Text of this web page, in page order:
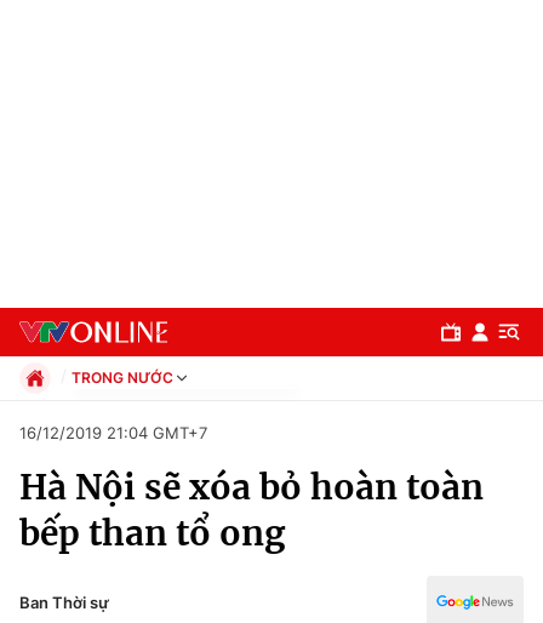
Chuyên mục
Chính trị
TRONG NƯỚC
Xã hội
Pháp luật
Kinh tế
Thể thao
Văn hóa - Giải trí
16/12/2019 21:04 GMT+7
Hà Nội sẽ xóa bỏ hoàn toàn
bếp than tổ ong
Ban Thời sự